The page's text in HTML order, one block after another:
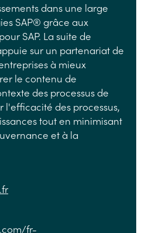
dans une large
SAP® grâce aux
SAP. La suite de
sur un partenariat de
à mieux
le contenu de
des processus de
l'efficacité des processus,
tout en minimisant
et à la
fr-